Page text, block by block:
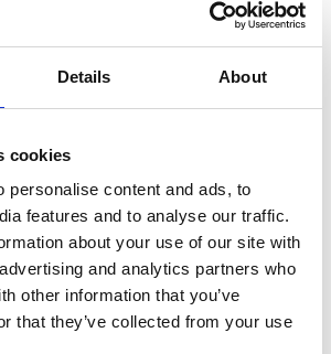
Details About
cookies
personalise content and ads, to
features and to analyse our traffic.
about your use of our site with
and analytics partners who
other information that you’ve
that they’ve collected from your use